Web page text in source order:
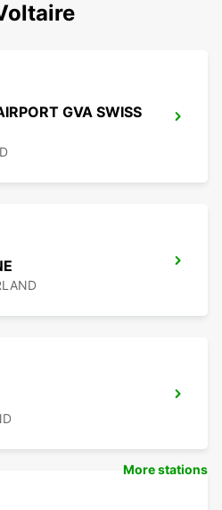
GVA SWISS
More stations